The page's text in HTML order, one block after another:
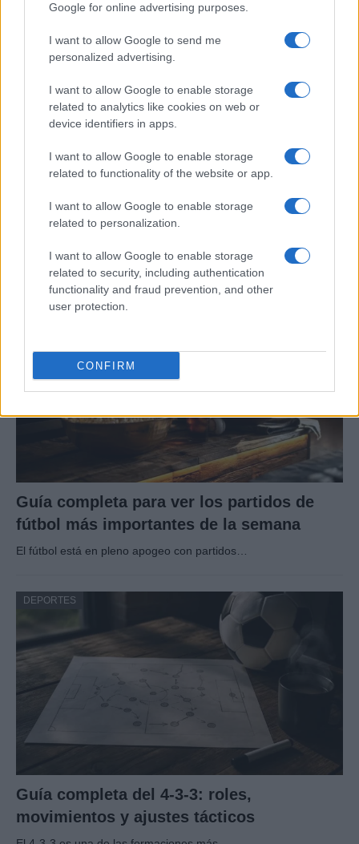
Google for online advertising purposes.
I want to allow Google to send me
personalized advertising.
I want to allow Google to enable storage
related to analytics like cookies on web or
device identifiers in apps.
I want to allow Google to enable storage
related to functionality of the website or app.
I want to allow Google to enable storage
related to personalization.
I want to allow Google to enable storage
related to security, including authentication
functionality and fraud prevention, and other
user protection.
CONFIRM
DEPORTES
Cómo el calor y la humedad afectan el
rendimiento deportivo: análisis científico
En 2019, el 25% de los maratonianos en…
DEPORTES
Guía completa para ver los partidos de
fútbol más importantes de la semana
El fútbol está en pleno apogeo con partidos…
DEPORTES
Guía completa del 4-3-3: roles,
movimientos y ajustes tácticos